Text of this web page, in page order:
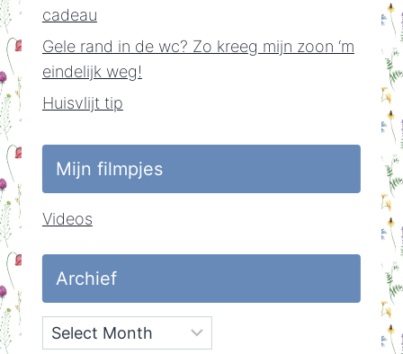
cadeau
Gele rand in de wc? Zo kreeg mijn zoon ‘m
eindelijk weg!
Huisvlijt tip
Mijn filmpjes
Videos
Archief
Archief